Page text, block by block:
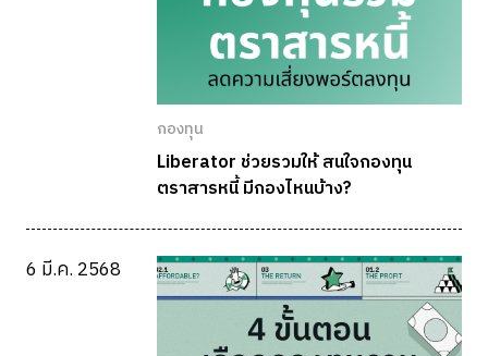
กองทุน
Liberator ช่วยรวมให้ สนใจกองทุน
ตราสารหนี้ มีกองไหนบ้าง?
6 มี.ค. 2568